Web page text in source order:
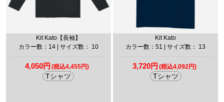
Kit Kato【長袖】
カラー数：14 | サイズ数： 10
4,050円 (税込4,455円)
Tシャツ
Kit Kato
カラー数：51 | サイズ数： 13
3,720円 (税込4,092円)
Tシャツ